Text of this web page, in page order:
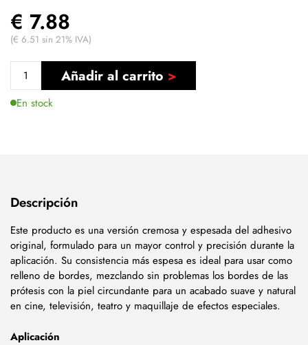
€ 7.88
(€ 6.51 sin 21% IVA)
Añadir al carrito
En stock
Descripción
Este producto es una versión cremosa y espesada del adhesivo
original, formulado para un mayor control y precisión durante la
aplicación. Su consistencia más espesa es ideal para usar como
relleno de bordes, mezclando sin problemas los bordes de las
prótesis con la piel circundante para un acabado suave y natural
en cine, televisión, teatro y maquillaje de efectos especiales.
Aplicación